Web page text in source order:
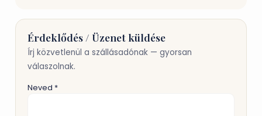
Érdeklődés / Üzenet küldése
Írj közvetlenül a szállásadónak — gyorsan
válaszolnak.
Neved *